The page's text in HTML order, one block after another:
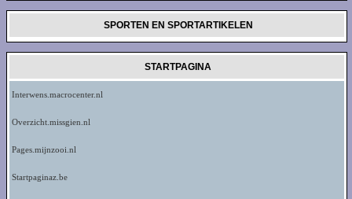
SPORTEN EN SPORTARTIKELEN
STARTPAGINA
Interwens.macrocenter.nl
Overzicht.missgien.nl
Pages.mijnzooi.nl
Startpaginaz.be